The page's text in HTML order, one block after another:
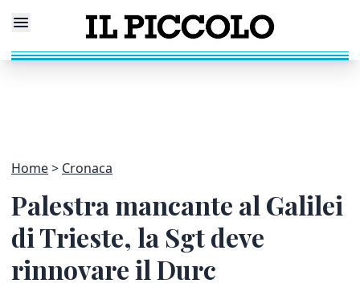
Home Cronaca
Palestra mancante al Galilei
di Trieste, la Sgt deve
rinnovare il Durc